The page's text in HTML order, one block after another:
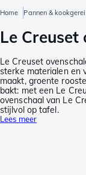
Home Pannen & kookgerei
Le Creuset
Le Creuset
sterke materialen en
maakt, groente
bakt: met een Le
ovenschaal van Le
stijlvol op tafel.
Lees meer